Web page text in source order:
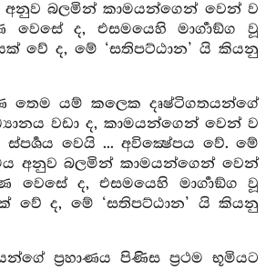
බලමින් කාමයන්ගෙන් වෙන් ව
ද, එසමයෙහි මාර්‍ගාඞ්ග වූ
වේ ද, මේ ‘සතිපට්ඨාන’ යි කියනු
තෙම යම් කලෙක දෘෂ්ටිගතයන්ගේ
වඩා ද, කාමයන්ගෙන් වෙන් ව
වෙයි ... අවික්‍ෂේපය වේ. මේ
අනුව බලමින් කාමයන්ගෙන් වෙන්
වෙසේ ද, එසමයෙහි මාර්‍ගාඞ්ග වූ
වේ ද, මේ ‘සතිපට්ඨාන’ යි කියනු
ප්‍රහාණය පිණිස ප්‍රථම භූමියට